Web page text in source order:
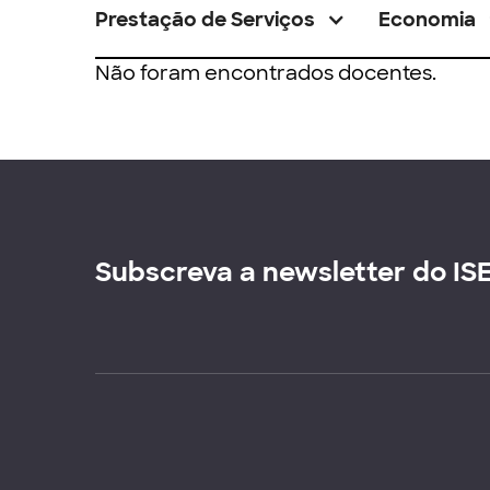
Prestação de Serviços Economia
Não foram encontrados docentes.
Subscreva a newsletter do